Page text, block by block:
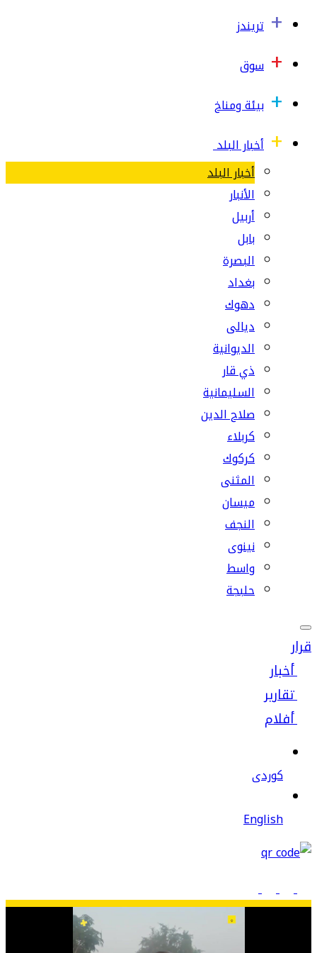
تريندز
سوق
بيئة ومناخ
أخبار البلد
أخبار البلد
الأنبار
أربيل
بابل
البصرة
بغداد
دهوك
ديالى
الديوانية
ذي قار
السليمانية
صلاح الدين
كربلاء
كركوك
المثنى
ميسان
النجف
نينوى
واسط
حلبجة
قرار
أخبار
تقارير
أفلام
كوردى
English